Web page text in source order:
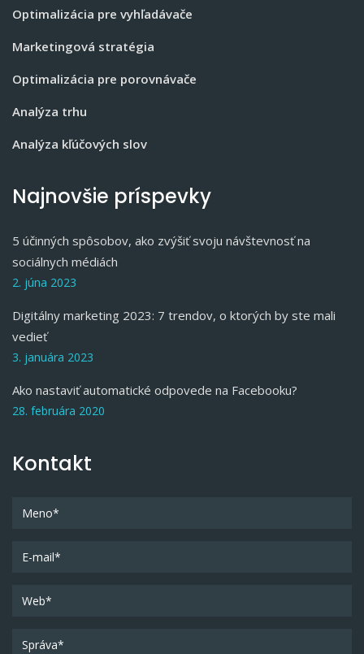
Optimalizácia pre vyhľadávače
Marketingová stratégia
Optimalizácia pre porovnávače
Analýza trhu
Analýza kľúčových slov
Najnovšie príspevky
5 účinných spôsobov, ako zvýšiť svoju návštevnosť na
sociálnych médiách
2. júna 2023
Digitálny marketing 2023: 7 trendov, o ktorých by ste mali
vedieť
3. januára 2023
Ako nastaviť automatické odpovede na Facebooku?
28. februára 2020
Kontakt